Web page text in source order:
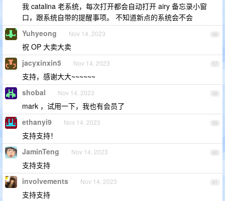
我 catalina 老系统，每次打开都会自动打开 airy 备忘录小窗
口，跟系统自带的提醒事项。 不知道新点的系统会不会
56
Yuhyeong Nov 14, 2023
祝 OP 大卖大卖
57
jacyxinxin5 Nov 14, 2023
支持，感谢大大~~~~~~
58
shobal Nov 14, 2023
mark ，试用一下，我也有会员了
59
ethanyi9 Nov 14, 2023
支持支持！
60
JaminTeng Nov 14, 2023
支持支持
61
involvements Nov 14, 2023
支持支持